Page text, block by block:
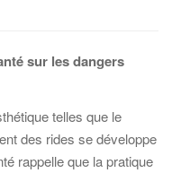
sur les dangers
telles que le
des rides se développe
rappelle que la pratique